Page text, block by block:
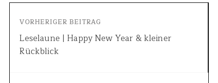
VORHERIGER BEITRAG
Leselaune | Happy New Year & kleiner
Rückblick